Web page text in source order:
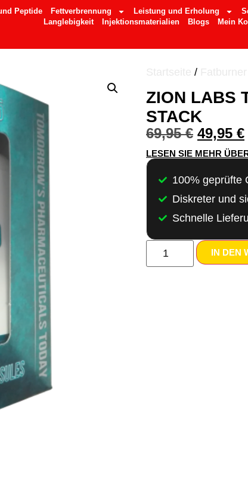
Peptide Fettverbrennung Leistung und Erholung
Langlebigkeit
Injektionsmaterialien Blogs Mein
/
ZION LABS
STACK
69,95€ 49,95 €
LESEN SIE MEHR
100% geprüfte
Diskreter und
Schnelle
IN DEN